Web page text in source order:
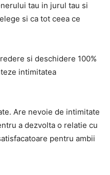
tau in jurul tau si
si ca tot ceea ce
si deschidere 100%
intimitatea
Are nevoie de intimitate
a dezvolta o relatie cu
pentru ambii